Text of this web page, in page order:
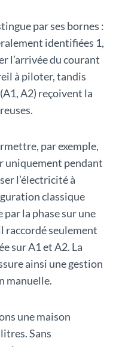
par ses bornes :
identifiées 1,
l’arrivée du courant
à piloter, tandis
A2) reçoivent la
par exemple,
uniquement pendant
l’électricité à
classique
la phase sur une
raccordé seulement
sur A1 et A2. La
ainsi une gestion
manuelle.
une maison
Sans